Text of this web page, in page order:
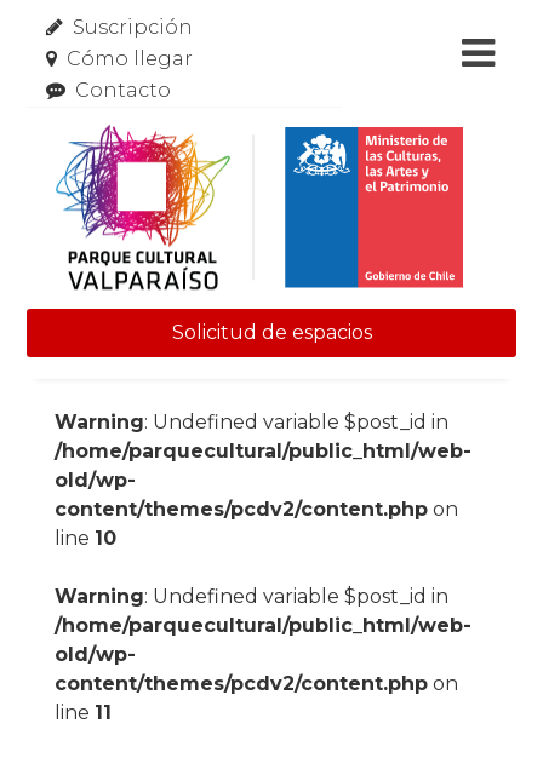
Suscripción
Cómo llegar
Contacto
Solicitud de espacios
Warning: Undefined variable $post_id in
/home/parquecultural/public_html/web-
old/wp-
content/themes/pcdv2/content.phpon
line 10
Warning: Undefined variable $post_id in
/home/parquecultural/public_html/web-
old/wp-
content/themes/pcdv2/content.phpon
line 11